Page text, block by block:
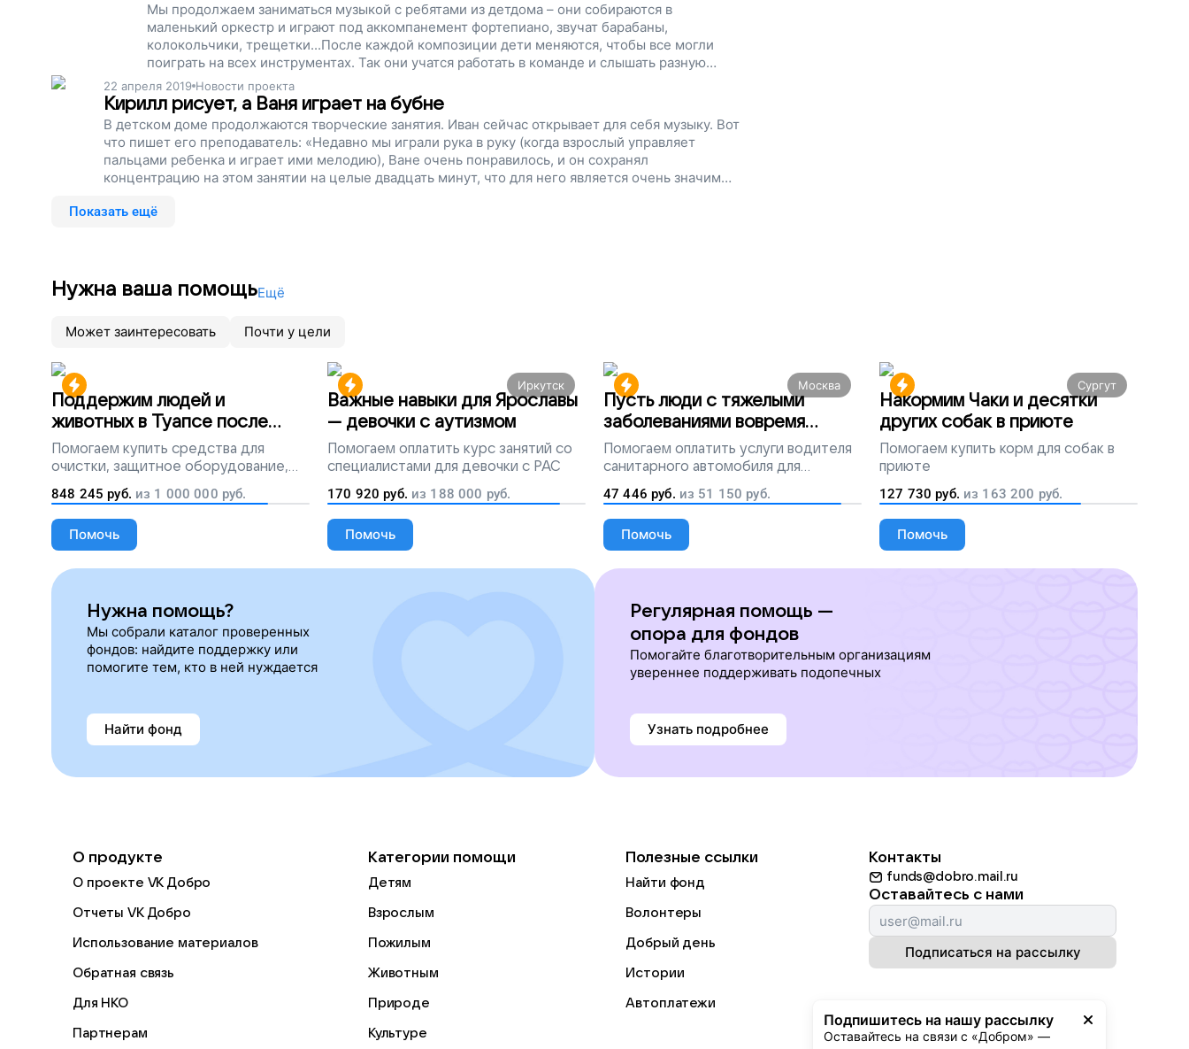
Мы продолжаем заниматься музыкой с ребятами из детдома – они собираются в
маленький оркестр и играют под аккомпанемент фортепиано, звучат барабаны,
колокольчики, трещетки...После каждой композиции дети меняются, чтобы все могли
поиграть на всех инструментах. Так они учатся работать в команде и слышать разную
музыку. Спасибо вам, что не оставляете ребят в одиночестве детского дома. Сейчас мы
собираем деньги, чтобы занятия творчеством продолжались. Поддержите наш проект!
22 апреля 2019 Новости проекта
Кирилл рисует, а Ваня играет на бубне
В детском доме продолжаются творческие занятия. Иван сейчас открывает для себя музыку. Вот
что пишет его преподаватель: «Недавно мы играли рука в руку (когда взрослый управляет
пальцами ребенка и играет ими мелодию), Ване очень понравилось, и он сохранял
концентрацию на этом занятии на целые двадцать минут, что для него является очень значимым
творчеством, рисовать, играть и постигать себя. Поддержите наш проект!
Показать ещё
Нужна ваша помощьЕщё
Может заинтересовать Почти у цели
Поддержим людей и
животных в Туапсе после
разлива мазута
Помогаем купить средства для
очистки, защитное оборудование,
лекарства, корм и предметы первой
необходимости
848 245 руб. из 1 000 000 руб.
Помочь
Иркутск
Важные навыки для Ярославы
— девочки с аутизмом
Помогаем оплатить курс занятий со
специалистами для девочки с РАС
170 920 руб. из 188 000 руб.
Помочь
Москва
Пусть люди с тяжелыми
заболеваниями вовремя
попадут на лечение
Помогаем оплатить услуги водителя
санитарного автомобиля для
перевозки тяжелобольных людей
47 446 руб. из 51 150 руб.
Помочь
Сургут
Накормим Чаки и десятки
других собак в приюте
Помогаем купить корм для собак в
приюте
127 730 руб. из 163 200 руб.
Помочь
Нужна помощь?
Мы собрали каталог проверенных
фондов: найдите поддержку или
помогите тем, кто в ней нуждается
Найти фонд
Регулярная помощь —
опора для фондов
Помогайте благотворительным организациям
увереннее поддерживать подопечных
Узнать подробнее
Подпишитесь на нашу рассылку
Оставайтесь на связи с «Добром» —
О продукте
О проекте VK Добро
Отчеты VK Добро
Использование материалов
Обратная связь
Для НКО
Партнерам
Категории помощи
Детям
Взрослым
Пожилым
Животным
Природе
Культуре
Полезные ссылки
Найти фонд
Волонтеры
Добрый день
Истории
Автоплатежи
Контакты
funds@dobro.mail.ru
Оставайтесь с нами
Подписаться на рассылку